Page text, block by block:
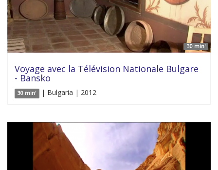
30 min'
Voyage avec la Télévision Nationale Bulgare
- Bansko
30 min' | Bulgaria | 2012